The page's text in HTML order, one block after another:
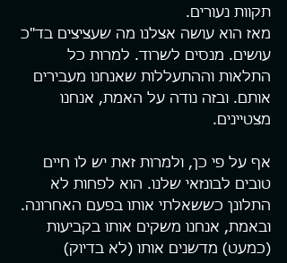
תקוות נעורים.
מאז הוא עושה אצלנו מה שעציצים בד"כ
עושים. מנסים לשרוד. למרות כל
התלאות וההתעללות שאנחנו מעבירים
אותם. ובזה נודה על האמת, אנחנו
מצטיינים.
אף על פי כן, ולמרות זאת יש לו חיים
טובים לבונזאי שלנו. הוא לפחות לא
התלונן כששאלתי אותו בפעם האחרונה.
ובאמת, אנחנו משקים אותו בקביעות
(כמעט) מדשנים אותו (לא בדיוק)